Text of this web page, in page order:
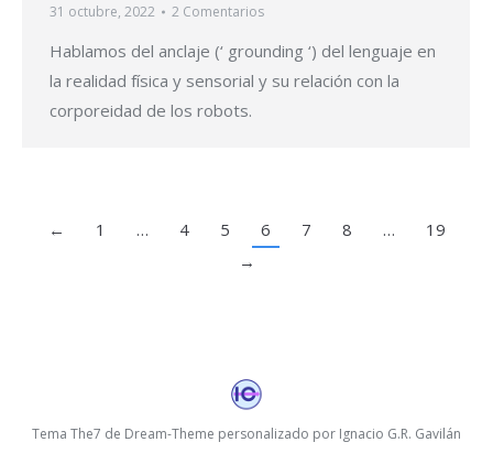
31 octubre, 2022
2 Comentarios
Hablamos del anclaje (‘ grounding ‘) del lenguaje en
la realidad física y sensorial y su relación con la
corporeidad de los robots.
← 1 … 4 5 6 7 8 …
19
→
Tema The7 de Dream-Theme personalizado por Ignacio G.R. Gavilán